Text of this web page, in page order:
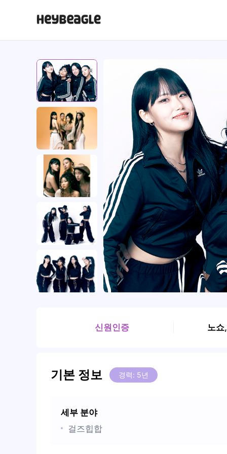
신원인증 노
기본 정보 경력: 5년
세부 분야
걸즈힙합